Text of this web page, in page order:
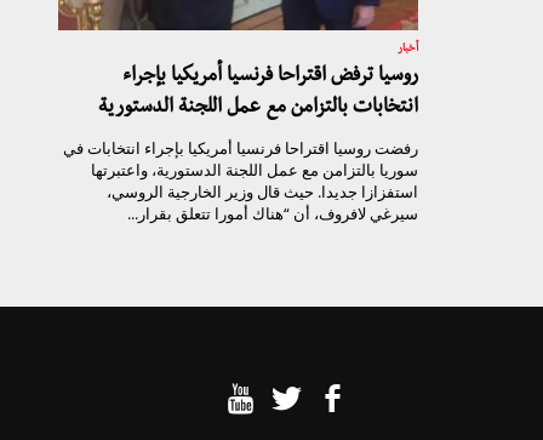
أخبار
روسيا ترفض اقتراحا فرنسيا أمريكيا بإجراء
انتخابات بالتزامن مع عمل اللجنة الدستورية
رفضت روسيا اقتراحا فرنسيا أمريكيا بإجراء انتخابات في
سوريا بالتزامن مع عمل اللجنة الدستورية، واعتبرتها
استفزازا جديدا. حيث قال وزير الخارجية الروسي،
سيرغي لافروف، أن “هناك أمورا تتعلق بقرار...